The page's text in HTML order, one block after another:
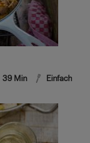
39 Min Einfach